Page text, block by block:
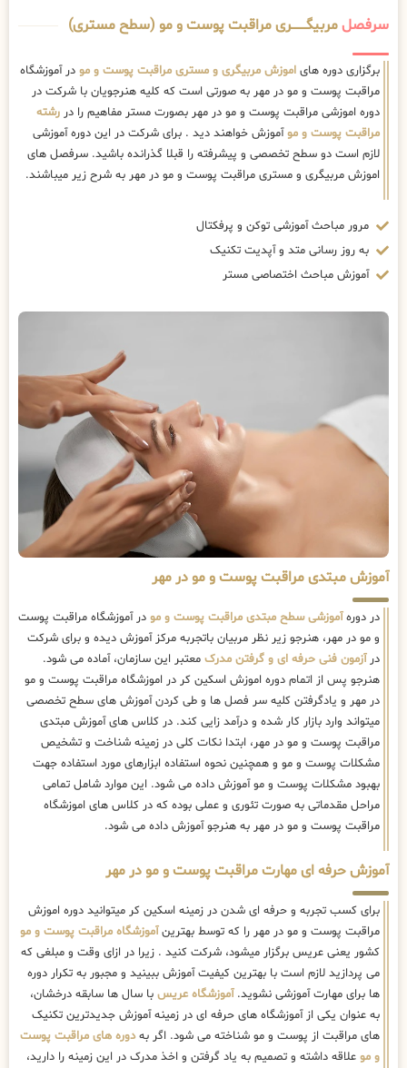
سرفصلمربیگــــــــری مراقبت پوست و مو (سطح مستری)
برگزاری دوره های اموزش مربیگری و مستری مراقبت پوست و مو در آموزشگاه
مراقبت پوست و مو در مهر به صورتی است که کلیه هنرجویان با شرکت در
دوره اموزشی مراقبت پوست و مو در مهر بصورت مستر مفاهیم را در رشته
مراقبت پوست و موآموزش خواهند دید . برای شرکت در این دوره آموزشی
لازم است دو سطح تخصصی و پیشرفته را قبلا گذرانده باشید. سرفصل های
اموزش مربیگری و مستری مراقبت پوست و مو در مهر به شرح زیر میباشند.
مرور مباحث آموزشی توکن و پرفکتال
به روز رسانی متد و آپدیت تکنیک
آموزش مباحث اختصاصی مستر
آموزش مبتدی مراقبت پوست و مو در مهر
در دورهآموزشی سطح مبتدی مراقبت پوست و مو در آموزشگاه مراقبت پوست
و مو در مهر، هنرجو زیر نظر مربیان باتجربه مرکز آموزش دیده و برای شرکت
درآزمون فنی حرفه ای و گرفتن مدرک معتبر این سازمان، آماده می شود.
هنرجو پس از اتمام دوره اموزش اسکین کر در اموزشگاه مراقبت پوست و مو
در مهر و یادگرفتن کلیه سر فصل ها و طی کردن آموزش های سطح تخصصی
میتواند وارد بازار کار شده و درآمد زایی کند. در کلاس های آموزش مبتدی
مراقبت پوست و مو در مهر، ابتدا نکات کلی در زمینه شناخت و تشخیص
مشکلات پوست و مو و همچنین نحوه استفاده ابزارهای مورد استفاده جهت
بهبود مشکلات پوست و مو آموزش داده می شود. این موارد شامل تمامی
مراحل مقدماتی به صورت تئوری و عملی بوده که در کلاس های اموزشگاه
مراقبت پوست و مو در مهر به هنرجو آموزش داده می شود.
آموزش حرفه ای مهارت مراقبت پوست و مو در مهر
برای کسب تجربه و حرفه ای شدن در زمینه اسکین کر میتوانید دوره اموزش
مراقبت پوست و مو در مهر را که توسط بهترینآموزشگاه مراقبت پوست و مو
کشور یعنی عریس برگزار میشود، شرکت کنید . زیرا در ازای وقت و مبلغی که
می پردازید لازم است با بهترین کیفیت آموزش ببینید و مجبور به تکرار دوره
ها برای مهارت آموزشی نشوید.آموزشگاه عریس با سال ها سابقه درخشان،
به عنوان یکی از آموزشگاه های حرفه ای در زمینه آموزش جدیدترین تکنیک
های مراقبت از پوست و مو شناخته می شود. اگر بهدوره های مراقبت پوست
و مو علاقه داشته و تصمیم به یاد گرفتن و اخذ مدرک در این زمینه را دارید،